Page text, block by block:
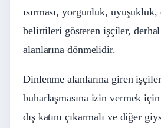
ısırması, yorgunluk, uyuşukluk,
belirtileri gösteren işçiler,
alanlarına dönmelidir.
Dinlenme alanlarına giren
buharlaşmasına izin vermek
dış katını çıkarmalı ve diğer